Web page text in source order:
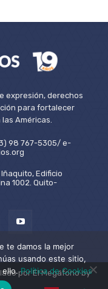
expresión, derechos
para fortalecer
Américas.
98 767-5305/ e-
Edificio
1002. Quito-
por El Megáfono by
te damos la mejor
usando este sitio,
ello.Política de Cookies